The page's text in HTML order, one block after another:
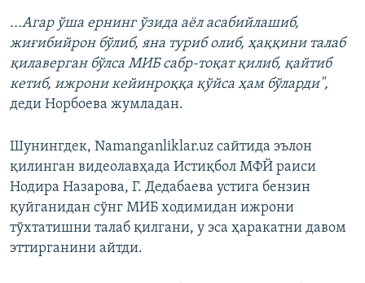
...Агар ўша ернинг ўзида аёл асабийлашиб,
жиғибийрон бўлиб, яна туриб олиб, ҳаққини талаб
қилаверган бўлса МИБ сабр-тоқат қилиб, қайтиб
кетиб, ижрони кейинроққа қўйса ҳам бўларди",
деди Норбоева жумладан.
Шунингдек, Namanganliklar.uz сайтида эълон
қилинган видеолавҳада Истиқбол МФЙ раиси
Нодира Назарова, Г. Дедабаева устига бензин
қуйганидан сўнг МИБ ходимидан ижрони
тўхтатишни талаб қилгани, у эса ҳаракатни давом
эттирганини айтди.